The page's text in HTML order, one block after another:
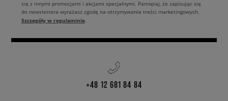
się z innymi promocjami i akcjami specjalnymi. Pamiętaj, że zapisując się
do newslettera wyrażasz zgodę na otrzymywanie treści marketingowych.
Szczegóły w regulaminie.
+48 12 681 84 84